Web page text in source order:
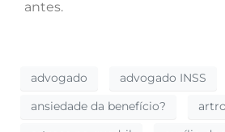
antes.
advogado advogado INSS
ansiedade da benefício?